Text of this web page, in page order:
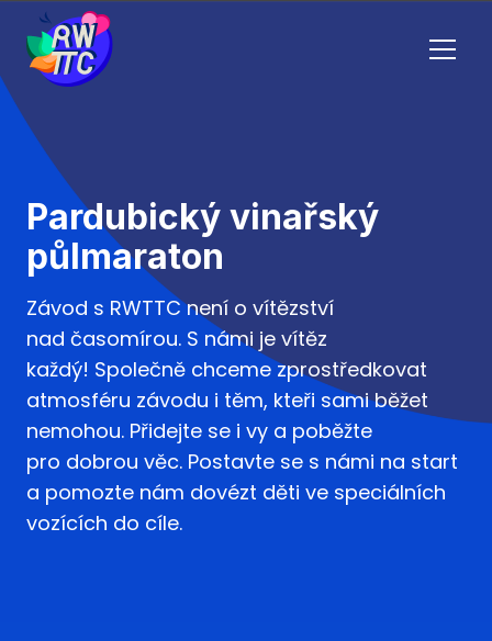
Menu
Pardubický vinařský
půlmaraton
Závod s RWTTC není o vítězství
nad časomírou. S námi je vítěz
každý! Společně chceme zprostředkovat
atmosféru závodu i těm, kteři sami běžet
nemohou. Přidejte se i vy a poběžte
pro dobrou věc. Postavte se s námi na start
a pomozte nám dovézt děti ve speciálních
vozících do cíle.